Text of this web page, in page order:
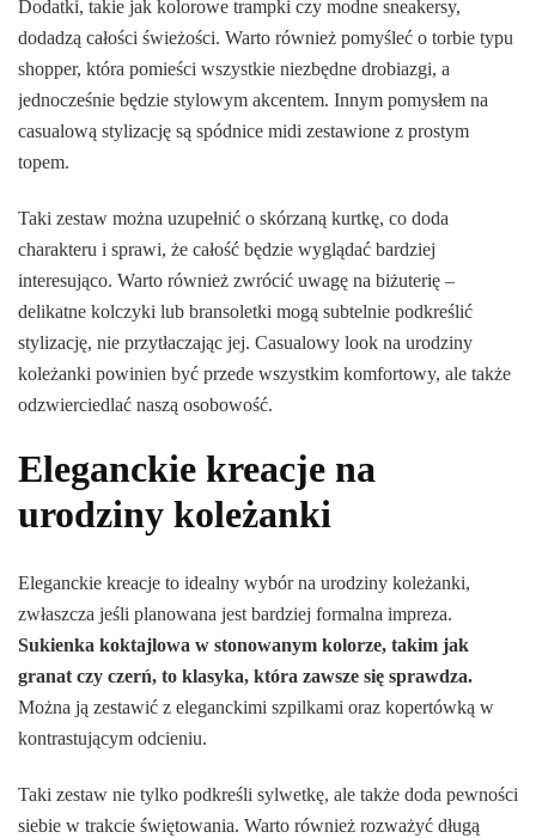
Dodatki, takie jak kolorowe trampki czy modne sneakersy,
dodadzą całości świeżości. Warto również pomyśleć o torbie typu
shopper, która pomieści wszystkie niezbędne drobiazgi, a
jednocześnie będzie stylowym akcentem. Innym pomysłem na
casualową stylizację są spódnice midi zestawione z prostym
topem.
Taki zestaw można uzupełnić o skórzaną kurtkę, co doda
charakteru i sprawi, że całość będzie wyglądać bardziej
interesująco. Warto również zwrócić uwagę na biżuterię –
delikatne kolczyki lub bransoletki mogą subtelnie podkreślić
stylizację, nie przytłaczając jej. Casualowy look na urodziny
koleżanki powinien być przede wszystkim komfortowy, ale także
odzwierciedlać naszą osobowość.
Eleganckie kreacje na
urodziny koleżanki
Eleganckie kreacje to idealny wybór na urodziny koleżanki,
zwłaszcza jeśli planowana jest bardziej formalna impreza.
Sukienka koktajlowa w stonowanym kolorze, takim jak
granat czy czerń, to klasyka, która zawsze się sprawdza.
Można ją zestawić z eleganckimi szpilkami oraz kopertówką w
kontrastującym odcieniu.
Taki zestaw nie tylko podkreśli sylwetkę, ale także doda pewności
siebie w trakcie świętowania. Warto również rozważyć długą